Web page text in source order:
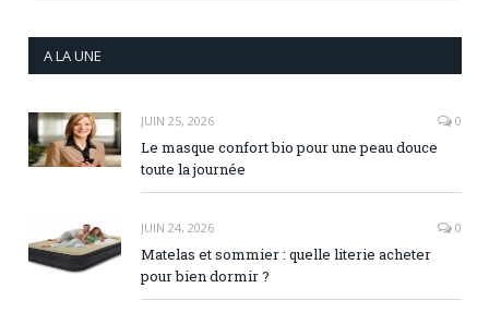
A LA UNE
JUIN 25, 2026 0
Le masque confort bio pour une peau douce
toute la journée
JUIN 24, 2026 0
Matelas et sommier : quelle literie acheter
pour bien dormir ?